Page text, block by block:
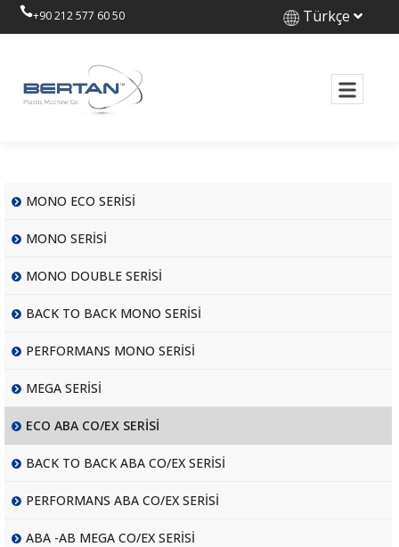
+90 212 577 60 50 Türkçe
MONO ECO SERİSİ
MONO SERİSİ
MONO DOUBLE SERİSİ
BACK TO BACK MONO SERİSİ
PERFORMANS MONO SERİSİ
MEGA SERİSİ
ECO ABA CO/EX SERİSİ
BACK TO BACK ABA CO/EX SERİSİ
PERFORMANS ABA CO/EX SERİSİ
ABA -AB MEGA CO/EX SERİSİ